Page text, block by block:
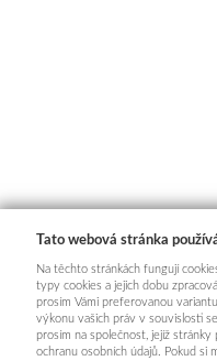
Tato webová stránka
Na těchto stránkách fungují
typy cookies a jejich dobu
prosím Vámi preferovanou
výkonu vašich práv v souvislosti
prosím na společnost, jejíž
ochranu osobních údajů. Pokud si